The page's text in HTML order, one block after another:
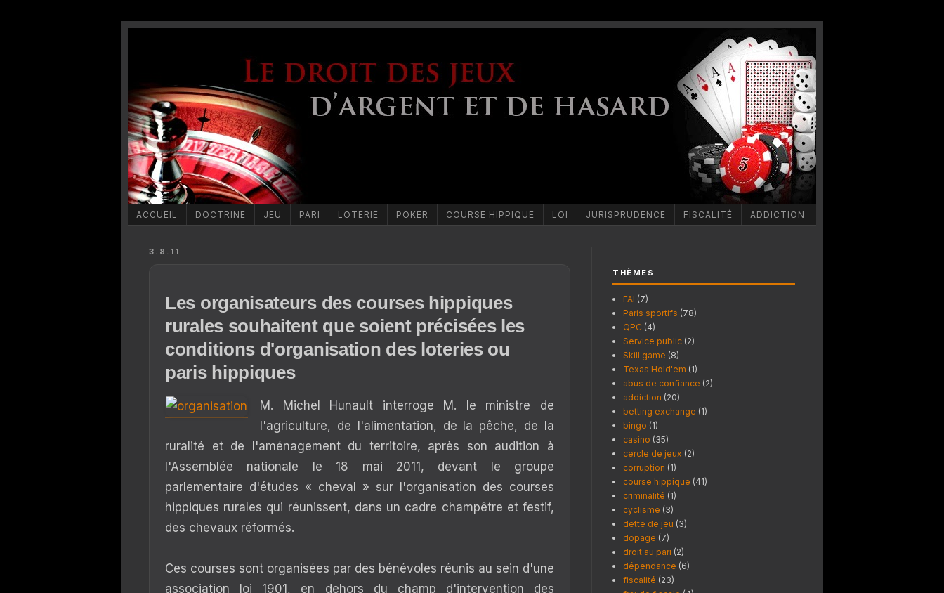
ACCUEIL DOCTRINE JEU PARI LOTERIE POKER COURSE HIPPIQUE LOI JURISPRUDENCE FISCALITÉ ADDICTION
3.8.11
Les organisateurs des courses hippiques
rurales souhaitent que soient précisées les
conditions d'organisation des loteries ou
paris hippiques
M. Michel Hunault interroge M. le ministre de
l'agriculture, de l'alimentation, de la pêche, de la
ruralité et de l'aménagement du territoire, après son audition à
l'Assemblée nationale le 18 mai 2011, devant le groupe
parlementaire d'études « cheval » sur l'organisation des courses
hippiques rurales qui réunissent, dans un cadre champêtre et festif,
des chevaux réformés.
Ces courses sont organisées par des bénévoles réunis au sein d'une
association loi 1901, en dehors du champ d'intervention des
THÈMES
FAI (7)
Paris sportifs (78)
QPC (4)
Service public (2)
Skill game (8)
Texas Hold'em (1)
abus de confiance (2)
addiction (20)
betting exchange (1)
bingo (1)
casino (35)
cercle de jeux (2)
corruption (1)
course hippique (41)
criminalité (1)
cyclisme (3)
dette de jeu (3)
dopage (7)
droit au pari (2)
dépendance (6)
fiscalité (23)